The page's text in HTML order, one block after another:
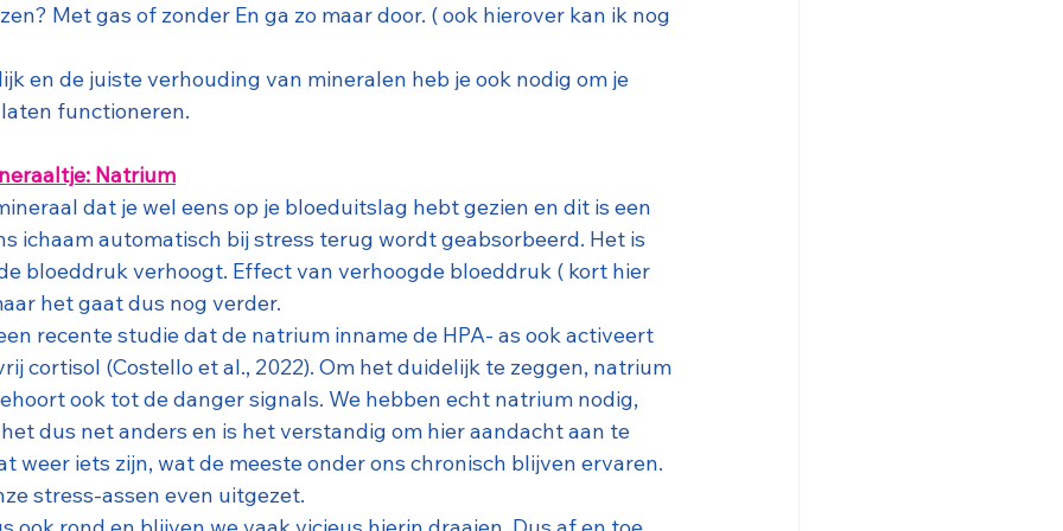
Met gas of zonder En ga zo maar door. ( ook hierover kan ik nog
en de juiste verhouding van mineralen heb je ook nodig om je
functioneren.
Natrium
dat je wel eens op je bloeduitslag hebt gezien en dit is een
ichaam automatisch bij stress terug wordt geabsorbeerd. Het is
bloeddruk verhoogt. Effect van verhoogde bloeddruk ( kort hier
het gaat dus nog verder.
recente studie dat de natrium inname de HPA- as ook activeert
cortisol (Costello et al., 2022). Om het duidelijk te zeggen, natrium
ook tot de danger signals. We hebben echt natrium nodig,
dus net anders en is het verstandig om hier aandacht aan te
weer iets zijn, wat de meeste onder ons chronisch blijven ervaren.
stress-assen even uitgezet.